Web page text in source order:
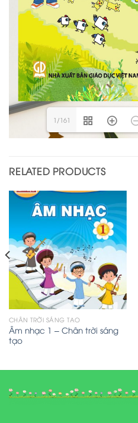
1/161
RELATED PRODUCTS
CHÂN TRỜI SÁNG TẠO
Âm nhạc 1 – Chân trời sáng
tạo